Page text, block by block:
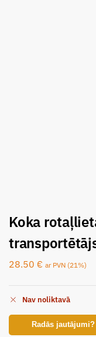
Koka
28.50 € ar PVN (21%)
Nav noliktavā
Radās